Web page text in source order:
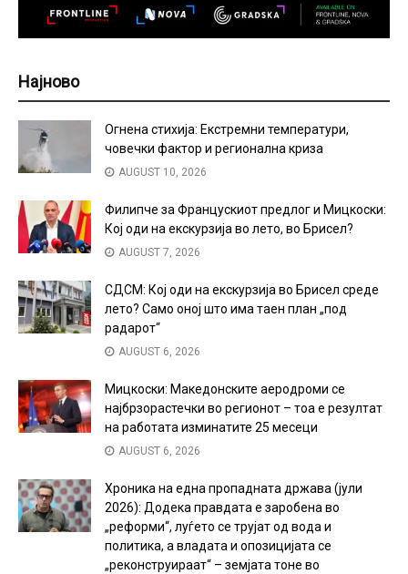
Најново
Огнена стихија: Екстремни температури,
човечки фактор и регионална криза
AUGUST 10, 2026
Филипче за Францускиот предлог и Мицкоски:
Кој оди на екскурзија во лето, во Брисел?
AUGUST 7, 2026
СДСМ: Кој оди на екскурзија во Брисел среде
лето? Само оној што има таен план „под
радарот“
AUGUST 6, 2026
Мицкоски: Македонските аеродроми се
најбрзорастечки во регионот – тоа е резултат
на работата изминатите 25 месеци
AUGUST 6, 2026
Хроника на една пропадната држава (јули
2026): Додека правдата е заробена во
„реформи“, луѓето се трујат од вода и
политика, а владата и опозицијата се
„реконструираат“ – земјата тоне во